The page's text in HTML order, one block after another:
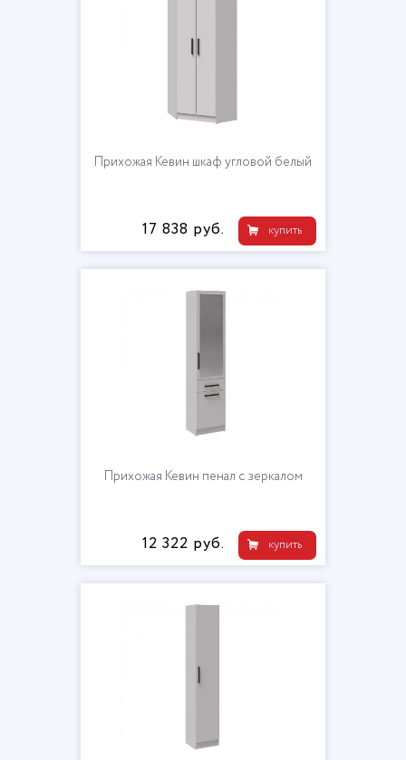
Прихожая Кевин шкаф угловой белый
купить
17 838 руб.
Прихожая Кевин пенал с зеркалом
купить
12 322 руб.